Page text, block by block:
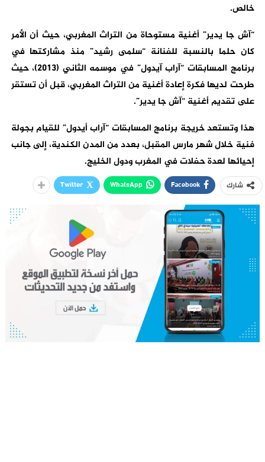
خالص.
“آش جا يدير” أغنية مستوحاة من التراث المغربي، حيث أن الأمر
كان حلما بالنسبة للفنانة “سلمى رشيد” منذ مشاركتها في
برنامج المسابقات “آراب آيدول” في موسمه الثاني (2013)، حيث
طرحت لديها فكرة إعادة أغنية من التراث المغربي، قبل أن تستقر
على تقديم أغنية “آش جا يدير”.
هذا وتستعد خريجة برنامج المسابقات “آراب أيدول” للقيام بجولة
فنية خلال شهر مارس المقبل، بعدد من المدن الكندية، إلى جانب
إحيائها لعدة حفلات في المغرب ودول الخليج.
شارك Facebook
WhatsApp
Twitter